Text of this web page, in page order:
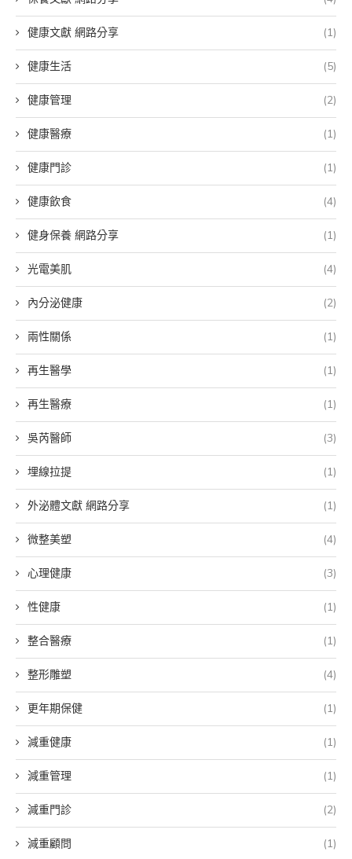
健康文獻 網路分享 (1)
健康生活 (5)
健康管理 (2)
健康醫療 (1)
健康門診 (1)
健康飲食 (4)
健身保養 網路分享 (1)
光電美肌 (4)
內分泌健康 (2)
兩性關係 (1)
再生醫學 (1)
再生醫療 (1)
吳芮醫師 (3)
埋線拉提 (1)
外泌體文獻 網路分享 (1)
微整美塑 (4)
心理健康 (3)
性健康 (1)
整合醫療 (1)
整形雕塑 (4)
更年期保健 (1)
減重健康 (1)
減重管理 (1)
減重門診 (2)
減重顧問 (1)